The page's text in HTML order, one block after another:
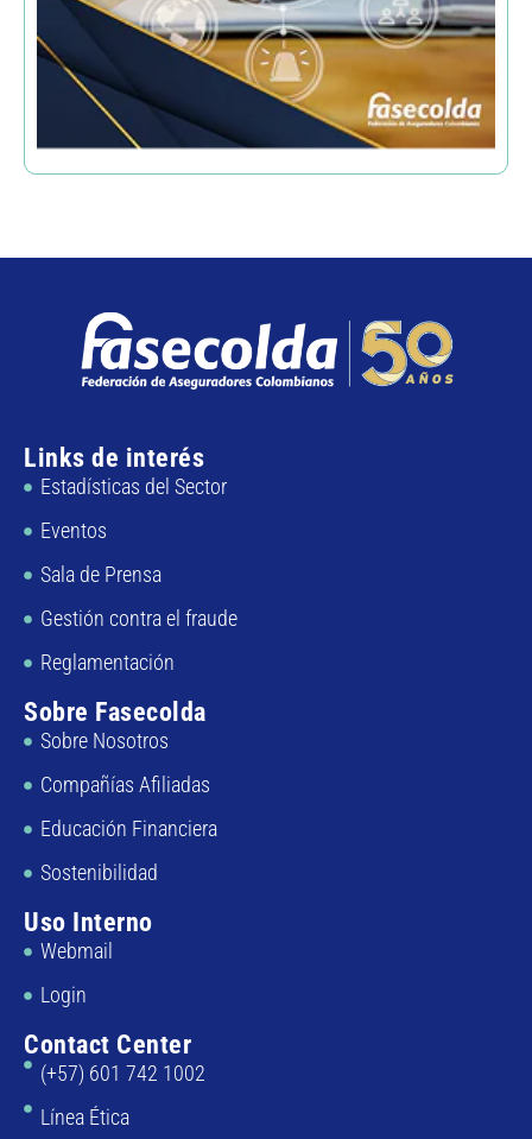
Links de interés
Estadísticas del Sector
Eventos
Sala de Prensa
Gestión contra el fraude
Reglamentación
Sobre Fasecolda
Sobre Nosotros
Compañías Afiliadas
Educación Financiera
Sostenibilidad
Uso Interno
Webmail
Login
Contact Center
(+57) 601 742 1002
Línea Ética